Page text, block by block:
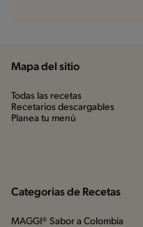
Mapa del sitio
Todas las recetas
Recetarios descargables
Planea tu menú
Categorias de Recetas
MAGGI® Sabor a Colombia